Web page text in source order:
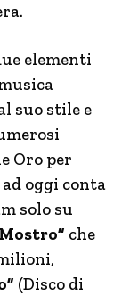
elementi
suo stile e
Oro per
oggi conta
solo su
che
(Disco di